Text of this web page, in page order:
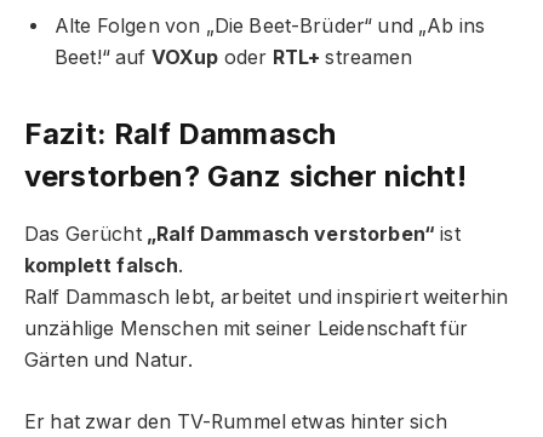
Alte Folgen von „Die Beet-Brüder“ und „Ab ins
Beet!“ auf VOXup oder RTL+ streamen
Fazit: Ralf Dammasch
verstorben? Ganz sicher nicht!
Das Gerücht „Ralf Dammasch verstorben“ ist
komplett falsch.
Ralf Dammasch lebt, arbeitet und inspiriert weiterhin
unzählige Menschen mit seiner Leidenschaft für
Gärten und Natur.
Er hat zwar den TV-Rummel etwas hinter sich